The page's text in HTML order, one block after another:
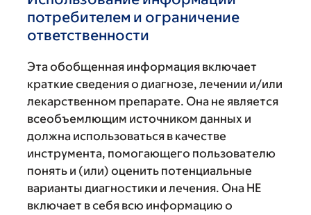
потребителем и ограничение
ответственности
Эта обобщенная информация включает
краткие сведения о диагнозе, лечении и/или
лекарственном препарате. Она не является
всеобъемлющим источником данных и
должна использоваться в качестве
инструмента, помогающего пользователю
понять и (или) оценить потенциальные
варианты диагностики и лечения. Она НЕ
включает в себя всю информацию о